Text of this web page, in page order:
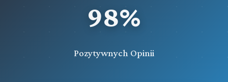
98%
Pozytywnych Opinii